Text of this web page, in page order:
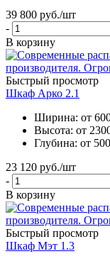
39 800 руб./шт
-
В корзину
Быстрый просмотр
Шкаф Арко 2.1
Ширина: от
Высота: от
Глубина: от
23 120 руб./шт
-
В корзину
Быстрый просмотр
Шкаф Мэт 1.3